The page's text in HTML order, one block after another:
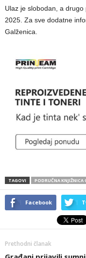
Ulaz je slobodan, a
2025. Za sve dodatne
Galženica.
TAGOVI PODRUČNA KNJIŽNICA
Facebook
Prethodni članak